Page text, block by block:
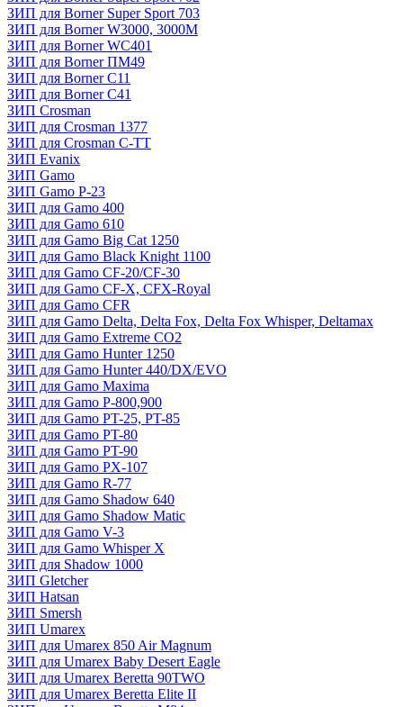
ЗИП для Borner Super Sport 703
ЗИП для Borner W3000, 3000М
ЗИП для Borner WC401
ЗИП для Borner ПМ49
ЗИП для Borner С11
ЗИП для Borner С41
ЗИП Crosman
ЗИП для Crosman 1377
ЗИП для Crosman C-TT
ЗИП Evanix
ЗИП Gamo
ЗИП Gamo P-23
ЗИП для Gamo 400
ЗИП для Gamo 610
ЗИП для Gamo Big Cat 1250
ЗИП для Gamo Black Knight 1100
ЗИП для Gamo CF-20/CF-30
ЗИП для Gamo CF-X, CFX-Royal
ЗИП для Gamo CFR
ЗИП для Gamo Delta, Delta Fox, Delta Fox Whisper, Deltamax
ЗИП для Gamo Extreme CO2
ЗИП для Gamo Hunter 1250
ЗИП для Gamo Hunter 440/DX/EVO
ЗИП для Gamo Maxima
ЗИП для Gamo P-800,900
ЗИП для Gamo PT-25, PT-85
ЗИП для Gamo PT-80
ЗИП для Gamo PT-90
ЗИП для Gamo PX-107
ЗИП для Gamo R-77
ЗИП для Gamo Shadow 640
ЗИП для Gamo Shadow Matic
ЗИП для Gamo V-3
ЗИП для Gamo Whisper X
ЗИП для Shadow 1000
ЗИП Gletcher
ЗИП Hatsan
ЗИП Smersh
ЗИП Umarex
ЗИП для Umarex 850 Air Magnum
ЗИП для Umarex Baby Desert Eagle
ЗИП для Umarex Beretta 90TWO
ЗИП для Umarex Beretta Elite II